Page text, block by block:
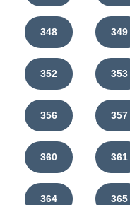
348 349
352 353
356 357
360 361
364 365